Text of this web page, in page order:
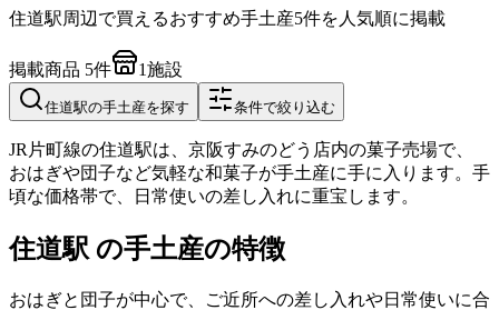
住道駅周辺で買えるおすすめ手土産5件を人気順に掲載
掲載商品 5件 1施設
住道駅の手土産を探す 条件で絞り込む
JR片町線の住道駅は、京阪すみのどう店内の菓子売場で、
おはぎや団子など気軽な和菓子が手土産に手に入ります。手
頃な価格帯で、日常使いの差し入れに重宝します。
住道駅 の手土産の特徴
おはぎと団子が中心で、ご近所への差し入れや日常使いに合